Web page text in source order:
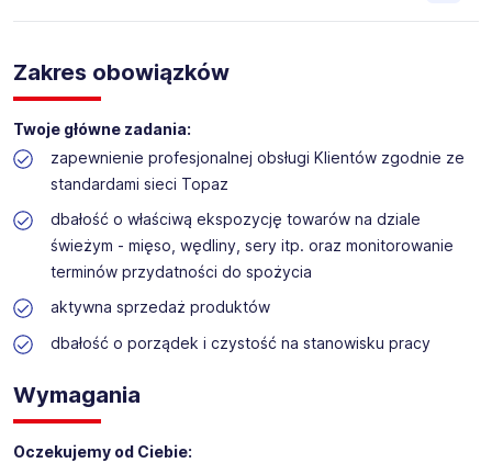
od ponad 30 lat
,wypracowała wysoki standard placówek
handlowych, atrakcyjną ofertę i silną pozycję na
regionalnym rynku.
trzydzieści placówek
franczyzowych)
w czterech województwach wschodniej,
a także centralnej Polski. Nasza
marka stale się rozwija
chociażnajważniejszym trzonem działalności TOPAZ są
sklepy spożywcze, rozwijamy również własne stacje
benzynowe, punkty gastronomiczne TOP DRIVE, browar
restauracyjny BROFAKTURA, galerie handlowe, inwestycje
deweloperskie. Dysponujemy również Zakładem rozbioru
drobiu, ciastkarnią NATALIA I SZYMON oraz Piekarnią
Misją naszej firmy jest być bliżej naszych Klientów -
Aktualnie do swojego sklepu Topaz w Dobrem (woj.
pracowników na stanowisko -
Zakres obowiązków
Twoje główne zadania:
zapewnienie profesjonalnej obsługi Klientów zgodnie ze
standardami sieci Topaz
dbałość o właściwą ekspozycję towarów na dziale
świeżym - mięso, wędliny, sery itp. oraz monitorowanie
terminów przydatności do spożycia
aktywna sprzedaż produktów
dbałość o porządek i czystość na stanowisku pracy
Wymagania
Oczekujemy od Ciebie: